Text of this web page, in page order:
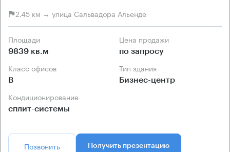
2.45 км → улица Сальвадора Альенде
Площади
9839 кв.м
Цена продажи
по запросу
Класс офисов
B
Тип здания
Бизнес-центр
Кондиционирование
сплит-системы
Позвонить Получить презентацию